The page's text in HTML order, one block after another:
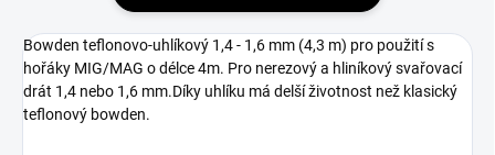
Bowden teflonovo-uhlíkový 1,4 - 1,6 mm (4,3 m) pro použití s ​​
hořáky MIG/MAG o délce 4m. Pro nerezový a hliníkový svařovací
drát 1,4 nebo 1,6 mm.Díky uhlíku má delší životnost než klasický
teflonový bowden.